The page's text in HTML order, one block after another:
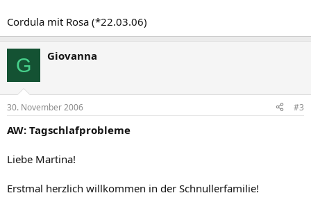
Cordula mit Rosa (*22.03.06)
G Giovanna
30. November 2006 #3
AW: Tagschlafprobleme
Liebe Martina!
Erstmal herzlich willkommen in der Schnullerfamilie!